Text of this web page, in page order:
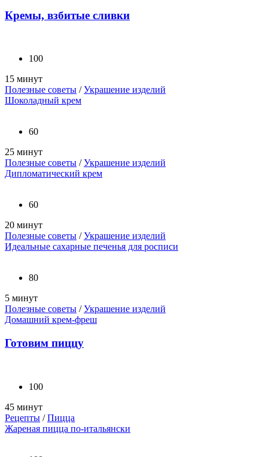
Кремы, взбитые сливки
100
15 минут
Полезные советы /Украшение изделий
Шоколадный крем
60
25 минут
Полезные советы /Украшение изделий
Дипломатический крем
60
20 минут
Полезные советы /Украшение изделий
Идеальные сахарные печенья для росписи
80
5 минут
Полезные советы /Украшение изделий
Домашний крем-фреш
Готовим пиццу
100
45 минут
Рецепты /Пицца
Жареная пицца по-итальянски